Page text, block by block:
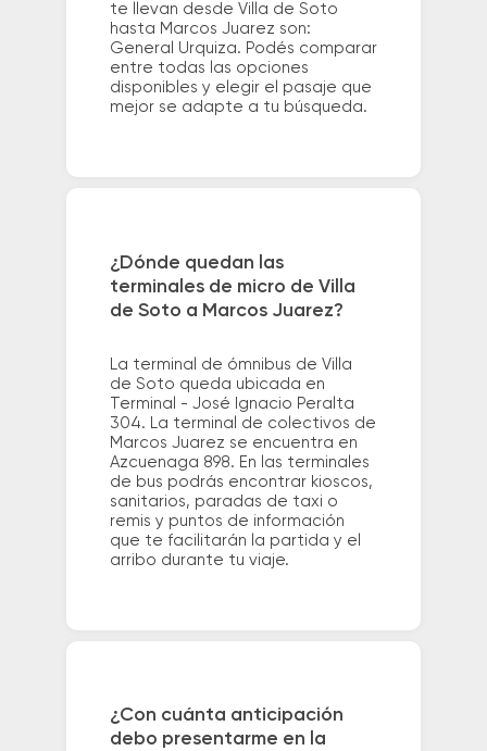
te llevan desde Villa de Soto
hasta Marcos Juarez son:
General Urquiza. Podés comparar
entre todas las opciones
disponibles y elegir el pasaje que
mejor se adapte a tu búsqueda.
¿Dónde quedan las
terminales de micro de Villa
de Soto a Marcos Juarez?
La terminal de ómnibus de Villa
de Soto queda ubicada en
Terminal - José Ignacio Peralta
304. La terminal de colectivos de
Marcos Juarez se encuentra en
Azcuenaga 898. En las terminales
de bus podrás encontrar kioscos,
sanitarios, paradas de taxi o
remis y puntos de información
que te facilitarán la partida y el
arribo durante tu viaje.
¿Con cuánta anticipación
debo presentarme en la